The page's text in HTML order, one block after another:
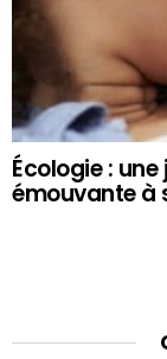
Écologie :
émouvante à